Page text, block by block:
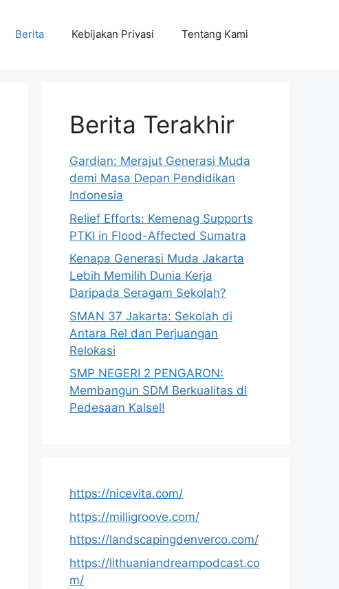
Berita Kebijakan Privasi Tentang Kami
Berita Terakhir
Gardian: Merajut Generasi Muda
demi Masa Depan Pendidikan
Indonesia
Relief Efforts: Kemenag Supports
PTKI in Flood-Affected Sumatra
Kenapa Generasi Muda Jakarta
Lebih Memilih Dunia Kerja
Daripada Seragam Sekolah?
SMAN 37 Jakarta: Sekolah di
Antara Rel dan Perjuangan
Relokasi
SMP NEGERI 2 PENGARON:
Membangun SDM Berkualitas di
Pedesaan Kalsel!
https://nicevita.com/
https://milligroove.com/
https://landscapingdenverco.com/
https://lithuaniandreampodcast.co
m/